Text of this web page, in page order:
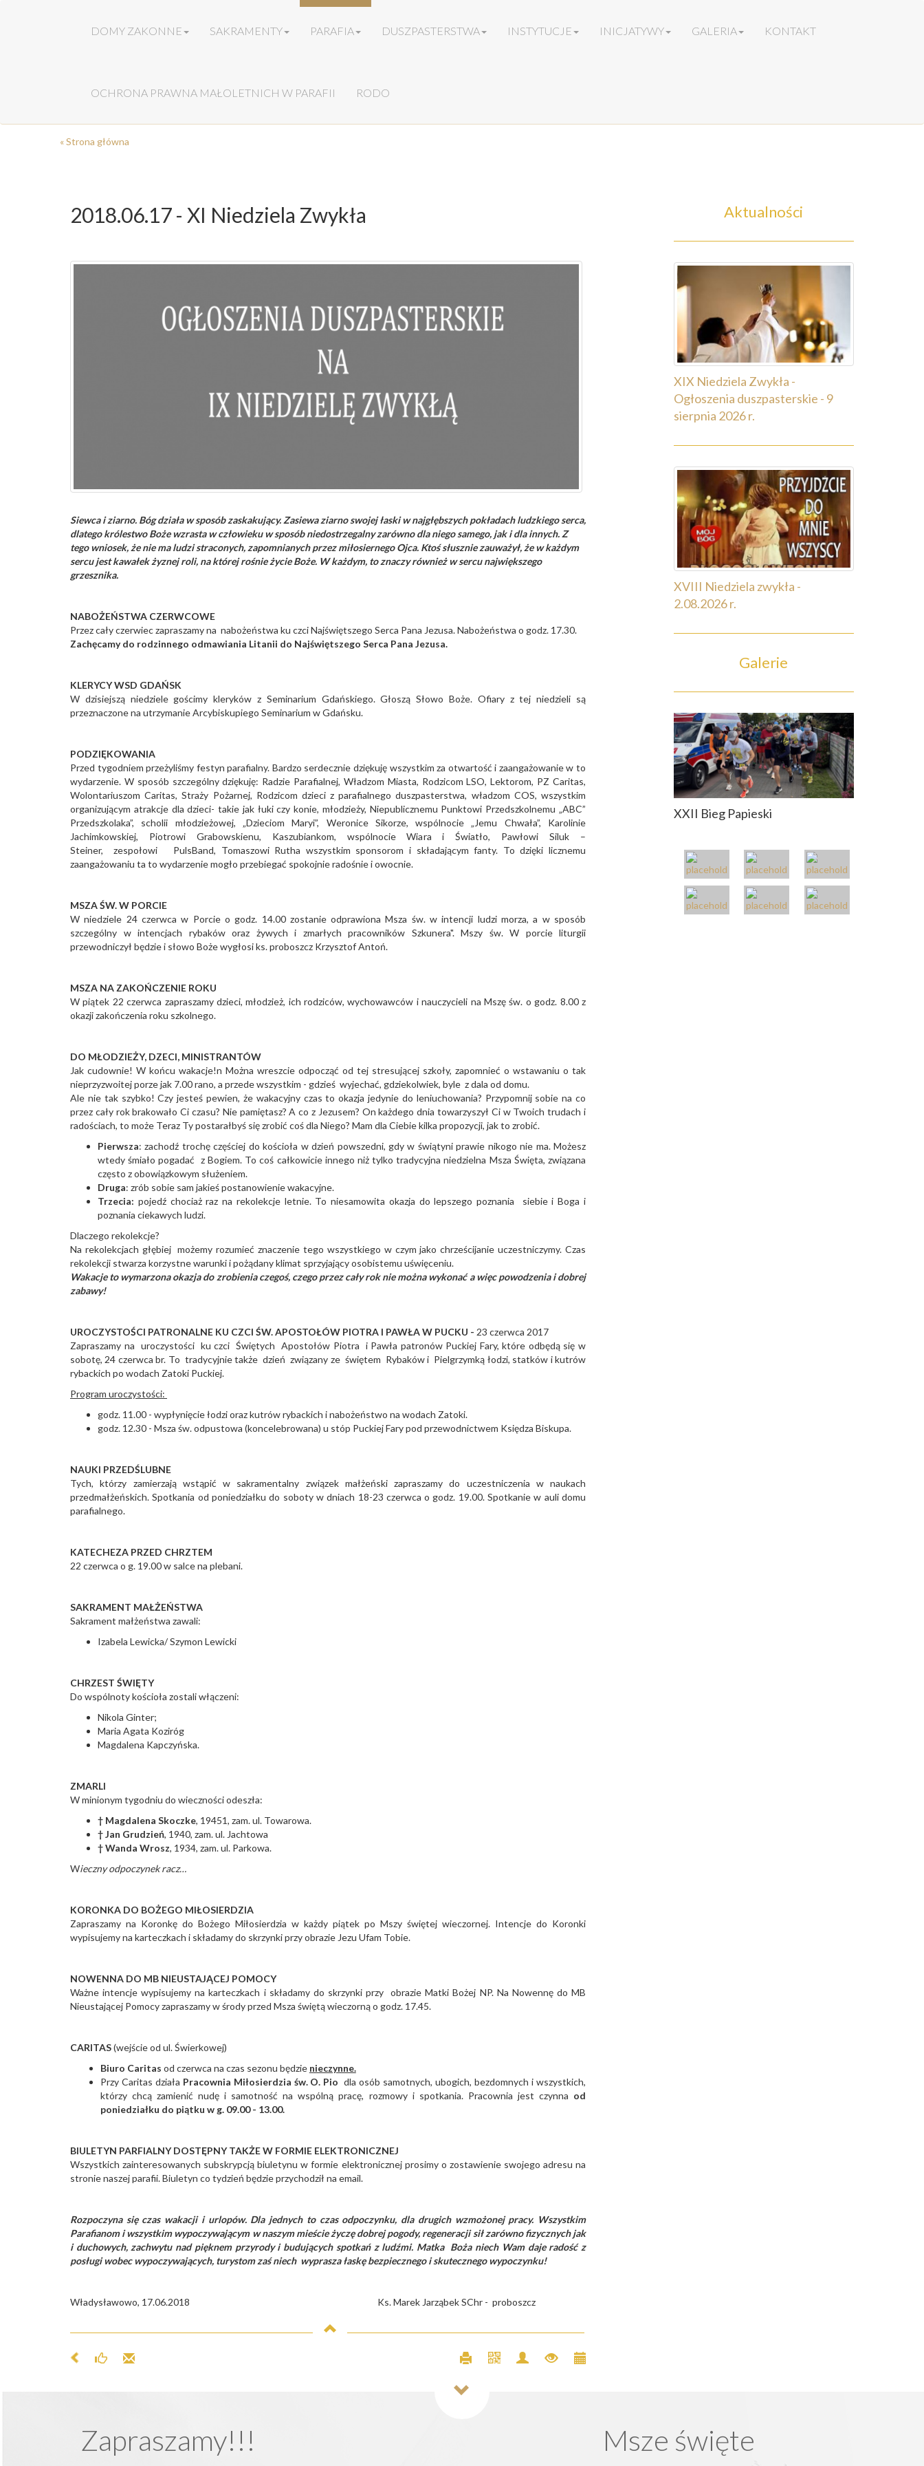
DOMY ZAKONNE SAKRAMENTY PARAFIA DUSZPASTERSTWA INSTYTUCJE INICJATYWY GALERIA KONTAKT
OCHRONA PRAWNA MAŁOLETNICH W PARAFII RODO
« Strona główna
2018.06.17 - XI Niedziela Zwykła
Siewca i ziarno. Bóg działa w sposób zaskakujący. Zasiewa ziarno swojej łaski w najgłębszych pokładach ludzkiego serca,
dlatego królestwo Boże wzrasta w człowieku w sposób niedostrzegalny zarówno dla niego samego, jak i dla innych. Z
tego wniosek, że nie ma ludzi straconych, zapomnianych przez miłosiernego Ojca. Ktoś słusznie zauważył, że w każdym
sercu jest kawałek żyznej roli, na której rośnie życie Boże. W każdym, to znaczy również w sercu największego
grzesznika.
NABOŻEŃSTWA CZERWCOWE
Przez cały czerwiec zapraszamy na nabożeństwa ku czci Najświętszego Serca Pana Jezusa. Nabożeństwa o godz. 17.30.
Zachęcamy do rodzinnego odmawiania Litanii do Najświętszego Serca Pana Jezusa.
KLERYCY WSD GDAŃSK
W dzisiejszą niedziele gościmy kleryków z Seminarium Gdańskiego. Głoszą Słowo Boże. Ofiary z tej niedzieli są
przeznaczone na utrzymanie Arcybiskupiego Seminarium w Gdańsku.
PODZIĘKOWANIA
Przed tygodniem przeżyliśmy festyn parafialny. Bardzo serdecznie dziękuję wszystkim za otwartość i zaangażowanie w to
wydarzenie. W sposób szczególny dziękuję: Radzie Parafialnej, Władzom Miasta, Rodzicom LSO, Lektorom, PZ Caritas,
Wolontariuszom Caritas, Straży Pożarnej, Rodzicom dzieci z parafialnego duszpasterstwa, władzom COS, wszystkim
organizującym atrakcje dla dzieci- takie jak łuki czy konie, młodzieży, Niepublicznemu Punktowi Przedszkolnemu „ABC”
Przedszkolaka”, scholii młodzieżowej, „Dzieciom Maryi”, Weronice Sikorze, wspólnocie „Jemu Chwała”, Karolinie
Jachimkowskiej, Piotrowi Grabowskienu, Kaszubiankom, wspólnocie Wiara i Światło, Pawłowi Siluk –
Steiner, zespołowi PulsBand, Tomaszowi Rutha wszystkim sponsorom i składającym fanty. To dzięki licznemu
zaangażowaniu ta to wydarzenie mogło przebiegać spokojnie radośnie i owocnie.
MSZA ŚW. W PORCIE
W niedziele 24 czerwca w Porcie o godz. 14.00 zostanie odprawiona Msza św. w intencji ludzi morza, a w sposób
szczególny w intencjach rybaków oraz żywych i zmarłych pracowników Szkunera". Mszy św. W porcie liturgii
przewodniczył będzie i słowo Boże wygłosi ks. proboszcz Krzysztof Antoń.
MSZA NA ZAKOŃCZENIE ROKU
W piątek 22 czerwca zapraszamy dzieci, młodzież, ich rodziców, wychowawców i nauczycieli na Mszę św. o godz. 8.00 z
okazji zakończenia roku szkolnego.
DO MŁODZIEŻY, DZECI, MINISTRANTÓW
Jak cudownie! W końcu wakacje!n Można wreszcie odpocząć od tej stresującej szkoły, zapomnieć o wstawaniu o tak
nieprzyzwoitej porze jak 7.00 rano, a przede wszystkim - gdzieś wyjechać, gdziekolwiek, byle z dala od domu.
Ale nie tak szybko! Czy jesteś pewien, że wakacyjny czas to okazja jedynie do leniuchowania? Przypomnij sobie na co
przez cały rok brakowało Ci czasu? Nie pamiętasz? A co z Jezusem? On każdego dnia towarzyszył Ci w Twoich trudach i
radościach, to może Teraz Ty postarałbyś się zrobić coś dla Niego? Mam dla Ciebie kilka propozycji, jak to zrobić.
Pierwsza: zachodź trochę częściej do kościoła w dzień powszedni, gdy w świątyni prawie nikogo nie ma. Możesz
wtedy śmiało pogadać z Bogiem. To coś całkowicie innego niż tylko tradycyjna niedzielna Msza Święta, związana
często z obowiązkowym służeniem.
Druga: zrób sobie sam jakieś postanowienie wakacyjne.
Trzecia: pojedź chociaż raz na rekolekcje letnie. To niesamowita okazja do lepszego poznania siebie i Boga i
poznania ciekawych ludzi.
Dlaczego rekolekcje?
Na rekolekcjach głębiej możemy rozumieć znaczenie tego wszystkiego w czym jako chrześcijanie uczestniczymy. Czas
rekolekcji stwarza korzystne warunki i pożądany klimat sprzyjający osobistemu uświęceniu.
Wakacje to wymarzona okazja do zrobienia czegoś, czego przez cały rok nie można wykonać a więc powodzenia i dobrej
zabawy!
UROCZYSTOŚCI PATRONALNE KU CZCI ŚW. APOSTOŁÓW PIOTRA I PAWŁA W PUCKU - 23 czerwca 2017
Zapraszamy na uroczystości ku czci Świętych Apostołów Piotra i Pawła patronów Puckiej Fary, które odbędą się w
sobotę, 24 czerwca br. To tradycyjnie także dzień związany ze świętem Rybaków i Pielgrzymką łodzi, statków i kutrów
rybackich po wodach Zatoki Puckiej.
Program uroczystości:
godz. 11.00 - wypłynięcie łodzi oraz kutrów rybackich i nabożeństwo na wodach Zatoki.
godz. 12.30 - Msza św. odpustowa (koncelebrowana) u stóp Puckiej Fary pod przewodnictwem Księdza Biskupa.
NAUKI PRZEDŚLUBNE
Tych, którzy zamierzają wstąpić w sakramentalny związek małżeński zapraszamy do uczestniczenia w naukach
przedmałżeńskich. Spotkania od poniedziałku do soboty w dniach 18-23 czerwca o godz. 19.00. Spotkanie w auli domu
parafialnego.
KATECHEZA PRZED CHRZTEM
22 czerwca o g. 19.00 w salce na plebani.
SAKRAMENT MAŁŻEŃSTWA
Sakrament małżeństwa zawali:
Izabela Lewicka/ Szymon Lewicki
CHRZEST ŚWIĘTY
Do wspólnoty kościoła zostali włączeni:
Nikola Ginter;
Maria Agata Koziróg
Magdalena Kapczyńska.
ZMARLI
W minionym tygodniu do wieczności odeszła:
† Magdalena Skoczke, 19451, zam. ul. Towarowa.
† Jan Grudzień, 1940, zam. ul. Jachtowa
† Wanda Wrosz, 1934, zam. ul. Parkowa.
Wieczny odpoczynek racz…
KORONKA DO BOŻEGO MIŁOSIERDZIA
Zapraszamy na Koronkę do Bożego Miłosierdzia w każdy piątek po Mszy świętej wieczornej. Intencje do Koronki
wypisujemy na karteczkach i składamy do skrzynki przy obrazie Jezu Ufam Tobie.
NOWENNA DO MB NIEUSTAJĄCEJ POMOCY
Ważne intencje wypisujemy na karteczkach i składamy do skrzynki przy obrazie Matki Bożej NP. Na Nowennę do MB
Nieustającej Pomocy zapraszamy w środy przed Msza świętą wieczorną o godz. 17.45.
CARITAS(wejście od ul. Świerkowej)
Biuro Caritas od czerwca na czas sezonu będzie nieczynne.
Przy Caritas działa Pracownia Miłosierdzia św. O. Pio dla osób samotnych, ubogich, bezdomnych i wszystkich,
którzy chcą zamienić nudę i samotność na wspólną pracę, rozmowy i spotkania. Pracownia jest czynna od
poniedziałku do piątku w g. 09.00 - 13.00.
BIULETYN PARFIALNY DOSTĘPNY TAKŻE W FORMIE ELEKTRONICZNEJ
Wszystkich zainteresowanych subskrypcją biuletynu w formie elektronicznej prosimy o zostawienie swojego adresu na
stronie naszej parafii. Biuletyn co tydzień będzie przychodził na email.
Rozpoczyna się czas wakacji i urlopów. Dla jednych to czas odpoczynku, dla drugich wzmożonej pracy. Wszystkim
Parafianom i wszystkim wypoczywającym w naszym mieście życzę dobrej pogody, regeneracji sił zarówno fizycznych jak
i duchowych, zachwytu nad pięknem przyrody i budujących spotkań z ludźmi. Matka Boża niech Wam daje radość z
posługi wobec wypoczywających, turystom zaś niech wyprasza łaskę bezpiecznego i skutecznego wypoczynku!
Władysławowo, 17.06.2018 Ks. Marek Jarząbek SChr - proboszcz
Aktualności
XIX Niedziela Zwykła -
Ogłoszenia duszpasterskie - 9
sierpnia 2026 r.
XVIII Niedziela zwykła -
2.08.2026 r.
Galerie
XXII Bieg Papieski
Zapraszamy!!! Msze święte